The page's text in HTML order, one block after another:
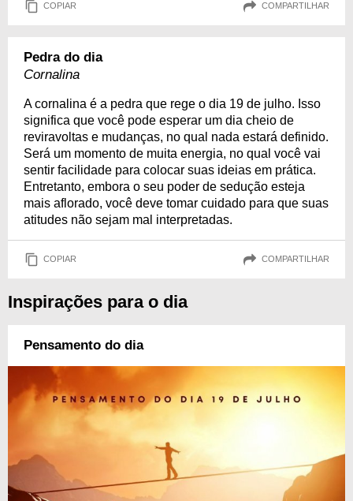
COPIAR COMPARTILHAR
Pedra do dia
Cornalina
A cornalina é a pedra que rege o dia 19 de julho. Isso
significa que você pode esperar um dia cheio de
reviravoltas e mudanças, no qual nada estará definido.
Será um momento de muita energia, no qual você vai
sentir facilidade para colocar suas ideias em prática.
Entretanto, embora o seu poder de sedução esteja
mais aflorado, você deve tomar cuidado para que suas
atitudes não sejam mal interpretadas.
COPIAR COMPARTILHAR
Inspirações para o dia
Pensamento do dia